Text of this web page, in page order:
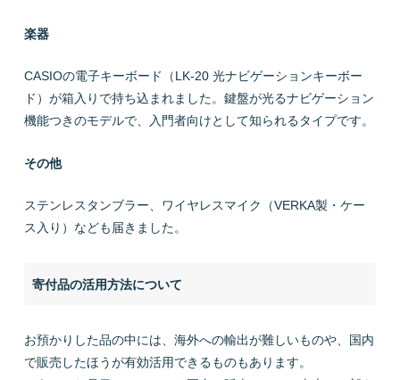
楽器
CASIOの電子キーボード（LK-20 光ナビゲーションキーボー
ド）が箱入りで持ち込まれました。鍵盤が光るナビゲーション
機能つきのモデルで、入門者向けとして知られるタイプです。
その他
ステンレスタンブラー、ワイヤレスマイク（VERKA製・ケー
ス入り）なども届きました。
寄付品の活用方法について
お預かりした品の中には、海外への輸出が難しいものや、国内
で販売したほうが有効活用できるものもあります。